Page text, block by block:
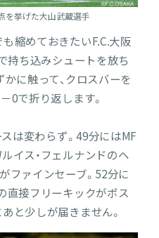
を挙げた大山武蔵選手
縮めておきたいF.C.大阪
持ち込みシュートを放ち
かに触って、クロスバーを
0で折り返します。
は変わらず。49分にはMF
イス・フェルナンドのヘ
ファインセーブ。52分に
直接フリーキックがポス
と少しが届きません。